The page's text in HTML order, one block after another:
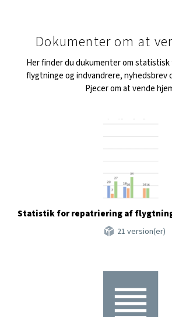
Dokumenter om at
Her finder du dukumenter om
flygtninge og indvandrere, nyhedsbrev
Pjecer om at vende
Statistik for repatriering af
21 version(er)